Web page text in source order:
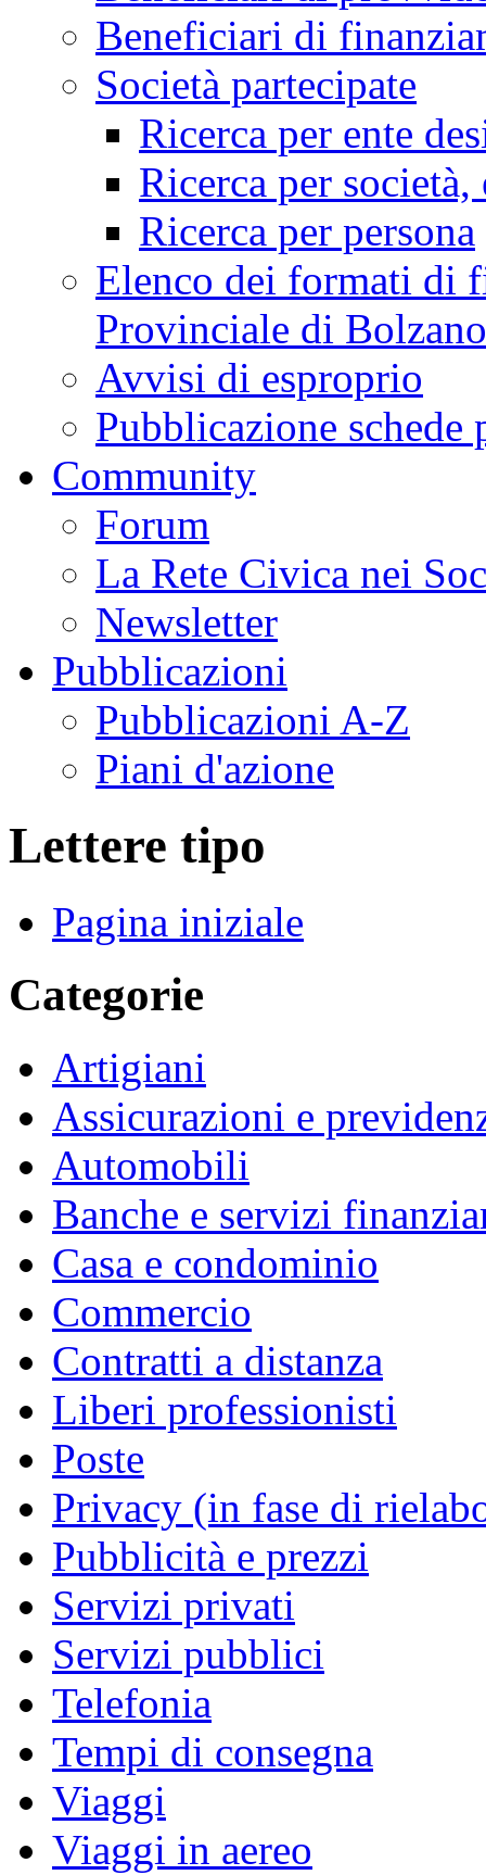
Beneficiari di
Società partecipate
Ricerca per ente
Ricerca per
Ricerca per persona
Elenco dei formati di
Provinciale di Bolzano
Avvisi di esproprio
Pubblicazione schede
Community
Forum
La Rete Civica nei
Newsletter
Pubblicazioni
Pubblicazioni A-Z
Piani d'azione
Lettere tipo
Pagina iniziale
Categorie
Artigiani
Assicurazioni e
Automobili
Banche e servizi
Casa e condominio
Commercio
Contratti a distanza
Liberi professionisti
Poste
Privacy (in fase di
Pubblicità e prezzi
Servizi privati
Servizi pubblici
Telefonia
Tempi di consegna
Viaggi
Viaggi in aereo